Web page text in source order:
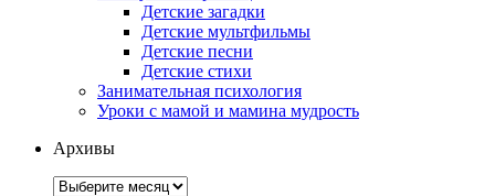
Детские загадки
Детские мультфильмы
Детские песни
Детские стихи
Занимательная психология
Уроки с мамой и мамина мудрость
Архивы
Архивы